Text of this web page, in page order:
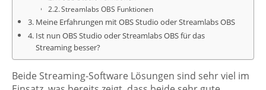
Streamlabs OBS Funktionen
Meine Erfahrungen mit OBS Studio oder Streamlabs OBS
Ist nun OBS Studio oder Streamlabs OBS für das
Streaming besser?
Beide Streaming-Software Lösungen sind sehr viel im